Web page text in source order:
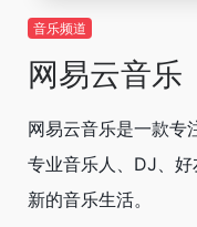
音乐频道
网易云音乐
网易云音乐是一款专
专业音乐人、DJ、
新的音乐生活。